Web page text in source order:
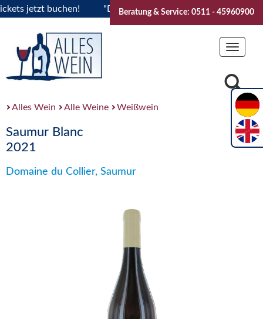
jetzt buchen! "Das Sommerfest 2026" Vive la
Beratung & Service: 0511 - 45960900
Toggle
Alles Wein Alle Weine Weißwein
Saumur Blanc
2021
Domaine du Collier, Saumur